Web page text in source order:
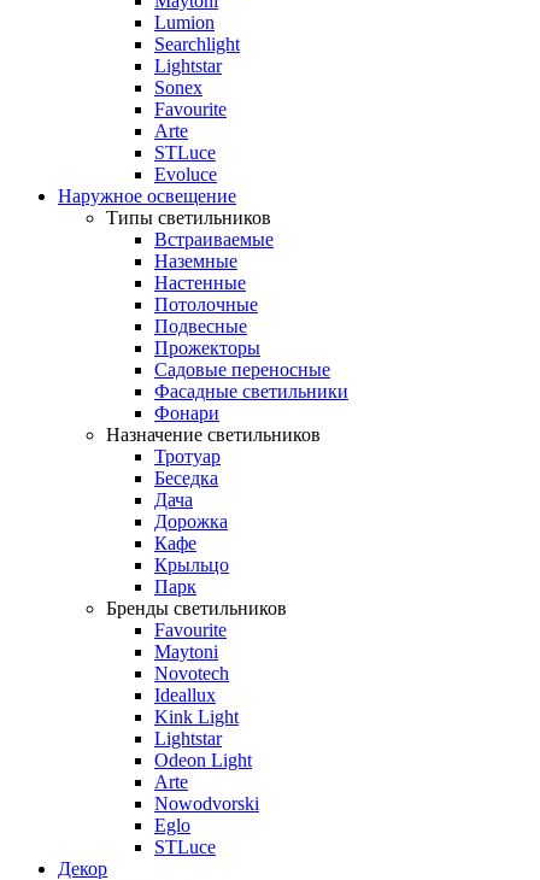
Lumion
Searchlight
Lightstar
Sonex
Favourite
Arte
STLuce
Evoluce
Наружное освещение
Типы светильников
Встраиваемые
Наземные
Настенные
Потолочные
Подвесные
Прожекторы
Садовые переносные
Фасадные светильники
Фонари
Назначение светильников
Тротуар
Беседка
Дача
Дорожка
Кафе
Крыльцо
Парк
Бренды светильников
Favourite
Maytoni
Novotech
Ideallux
Kink Light
Lightstar
Odeon Light
Arte
Nowodvorski
Eglo
STLuce
Декор